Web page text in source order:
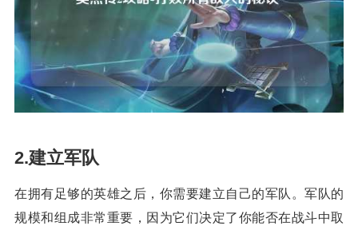
2.建立军队
在拥有足够的英雄之后，你需要建立自己的军队。军队的
规模和组成非常重要，因为它们决定了你能否在战斗中取